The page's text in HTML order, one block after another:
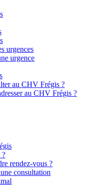
urgences
urgence
au CHV Frégis ?
au CHV Frégis ?
?
rendez-vous ?
consultation